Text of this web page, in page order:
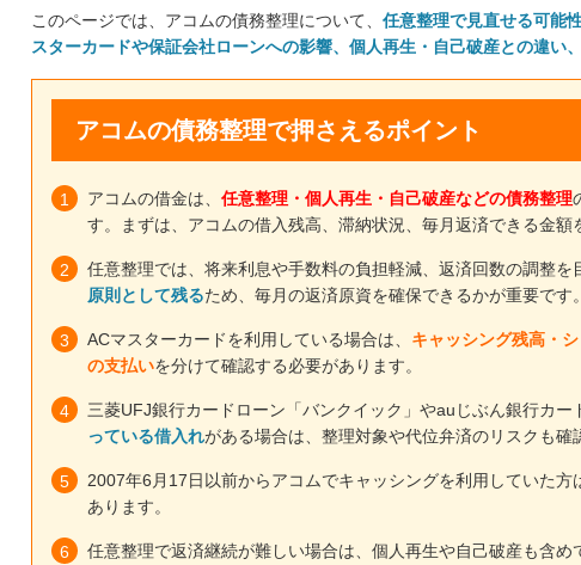
このページでは、アコムの債務整理について、 任意整理で見直せる可能
スターカードや保証会社ローンへの影響、個人再生・自己破産との違い
アコムの債務整理で押さえるポイント
アコムの借金は、 任意整理・個人再生・自己破産などの債務整理
す。まずは、アコムの借入残高、滞納状況、毎月返済できる金額
任意整理では、将来利息や手数料の負担軽減、返済回数の調整を
原則として残るため、毎月の返済原資を確保できるかが重要です。
ACマスターカードを利用している場合は、 キャッシング残高・
の支払いを分けて確認する必要があります。
三菱UFJ銀行カードローン「バンクイック」やauじぶん銀行カー
っている借入れがある場合は、整理対象や代位弁済のリスクも確
2007年6月17日以前からアコムでキャッシングを利用していた方
あります。
任意整理で返済継続が難しい場合は、個人再生や自己破産も含